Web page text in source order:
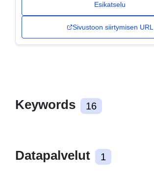
Esikatselu
Sivustoon siirtymisen URL
Keywords 16
Datapalvelut 1